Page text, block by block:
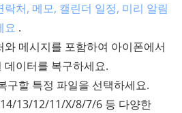
락처, 메모, 캘린더 일정, 미리 알림
요 .
와 메시지를 포함하여 아이폰에서
데이터를 복구하세요.
구할 특정 파일을 선택하세요.
13/12/11/X/8/7/6 등 다양한